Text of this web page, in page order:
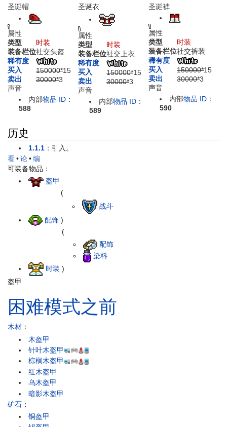
圣诞帽
属性
类型
时装
装备栏位社交头盔
稀有度
买入
150000*15
卖出
30000*3
声音
内部物品 ID ：
588
圣诞衣
属性
类型
时装
装备栏位社交上衣
稀有度
买入
150000*15
卖出
30000*3
声音
内部物品 ID ：
589
圣诞裤
属性
类型
时装
装备栏位社交裤装
稀有度
买入
150000*15
卖出
30000*3
声音
内部物品 ID ：
590
历史
1.1.1 ：引入。
看•论•编
可装备物品：
盔甲
配饰
(
战斗
)
时装
(
配饰
染料
)
盔甲
困难模式之前
木材 ：
木盔甲
针叶木盔甲
棕榈木盔甲
红木盔甲
乌木盔甲
暗影木盔甲
矿石 ：
铜盔甲